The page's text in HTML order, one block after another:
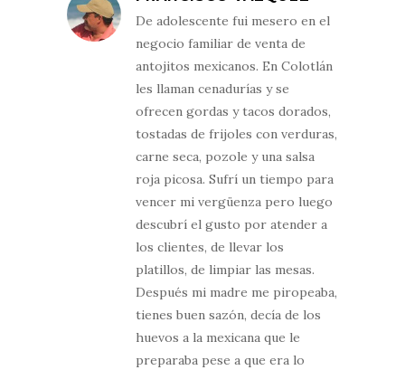
que quede un color firme. Rosa María lo
hace con una pala de madera, como la
enseñaron de jovencita en su hogar del
Epazote, comunidad de Colotlán. Las
otras dos señoras hacen la mezcla con
Hasta aquí, Rosa María hace esta parte
para dejar reposar esta pasta durante
toda la noche, bien tapada para que no se
vaya el sabor. Las otras dos señoras hacen
el proceso de manera continua, sin pausa.
Después, la pasta se bate con el caldo de
pollo y se cuece. Se debe batir para el
mismo lado para que no se corte.
De adolescente fui mesero en el
negocio familiar de venta de
antojitos mexicanos. En Colotlán
les llaman cenadurías y se
ofrecen gordas y tacos dorados,
tostadas de frijoles con verduras,
carne seca, pozole y una salsa
roja picosa. Sufrí un tiempo para
vencer mi vergüenza pero luego
descubrí el gusto por atender a
los clientes, de llevar los
platillos, de limpiar las mesas.
Después mi madre me piropeaba,
tienes buen sazón, decía de los
huevos a la mexicana que le
preparaba pese a que era lo